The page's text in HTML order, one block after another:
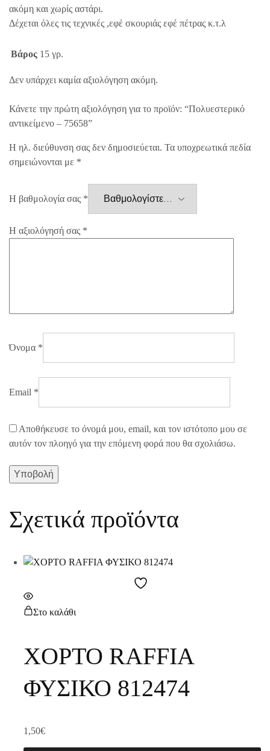
ακόμη και χωρίς αστάρι.
Δέχεται όλες τις τεχνικές ,εφέ σκουριάς εφέ πέτρας κ.τ.λ
Βάρος 15 γρ.
Δεν υπάρχει καμία αξιολόγηση ακόμη.
Κάνετε την πρώτη αξιολόγηση για το προϊόν: “Πολυεστερικό
αντικείμενο – 75658”
Η ηλ. διεύθυνση σας δεν δημοσιεύεται. Τα υποχρεωτικά πεδία
σημειώνονται με *
Η βαθμολογία σας *
Η αξιολόγησή σας *
Όνομα *
Email *
Αποθήκευσε το όνομά μου, email, και τον ιστότοπο μου σε
αυτόν τον πλοηγό για την επόμενη φορά που θα σχολιάσω.
Σχετικά προϊόντα
Στο καλάθι
ΧΟΡΤΟ RAFFIA
ΦΥΣΙΚΟ 812474
1,50€